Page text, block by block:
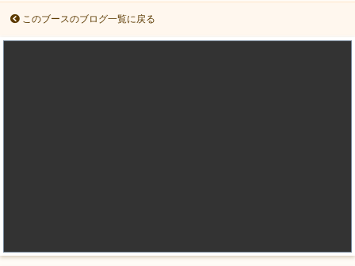
このブースのブログ一覧に戻る